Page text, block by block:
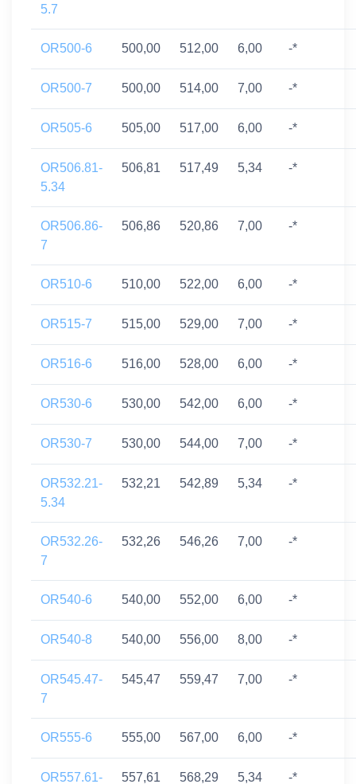
5.7
OR500-6 500,00 512,00 6,00 -*
OR500-7 500,00 514,00 7,00 -*
OR505-6 505,00 517,00 6,00 -*
OR506.81-
5.34
506,81 517,49 5,34 -*
OR506.86-
7
506,86 520,86 7,00 -*
OR510-6 510,00 522,00 6,00 -*
OR515-7 515,00 529,00 7,00 -*
OR516-6 516,00 528,00 6,00 -*
OR530-6 530,00 542,00 6,00 -*
OR530-7 530,00 544,00 7,00 -*
OR532.21-
5.34
532,21 542,89 5,34 -*
OR532.26-
7
532,26 546,26 7,00 -*
OR540-6 540,00 552,00 6,00 -*
OR540-8 540,00 556,00 8,00 -*
OR545.47-
7
545,47 559,47 7,00 -*
OR555-6 555,00 567,00 6,00 -*
OR557.61- 557,61 568,29 5,34 -*